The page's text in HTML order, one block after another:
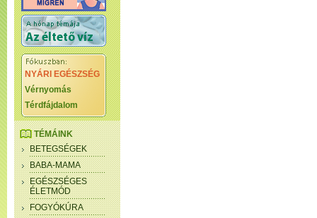
NYÁRI EGÉSZSÉG
Vérnyomás
Térdfájdalom
TÉMÁINK
BETEGSÉGEK
BABA-MAMA
EGÉSZSÉGES
ÉLETMÓD
FOGYÓKÚRA